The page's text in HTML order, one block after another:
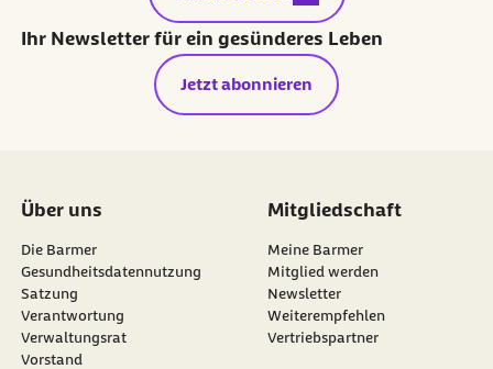
Ihr Newsletter für ein gesünderes Leben
Jetzt abonnieren
Über uns
Die Barmer
Gesundheitsdatennutzung
Satzung
Verantwortung
Verwaltungsrat
Vorstand
Mitgliedschaft
Meine Barmer
Mitglied werden
Newsletter
externer Link:
Weiterempfehlen
Vertriebspartner